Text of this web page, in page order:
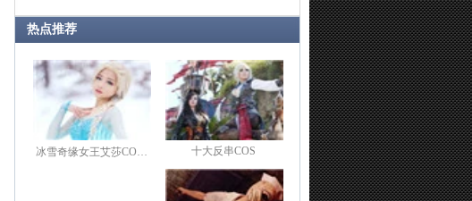
热点推荐
冰雪奇缘女王艾莎CO… 十大反串COS